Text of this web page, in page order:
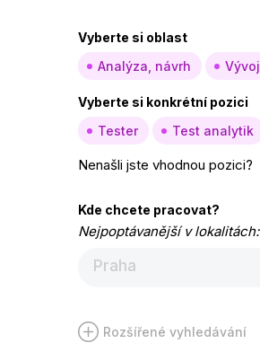
Vyberte si oblast
Analýza, návrh
Vývoj
Vyberte si konkrétní pozici
Tester
Test analytik
Nenašli jste vhodnou pozici?
Kde chcete pracovat?
Nejpoptávanější v lokalitách:
Praha
Rozšířené vyhledávání